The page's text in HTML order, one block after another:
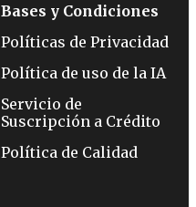
Bases y Condiciones
Políticas de Privacidad
Política de uso de la IA
Servicio de
Suscripción a Crédito
Política de Calidad